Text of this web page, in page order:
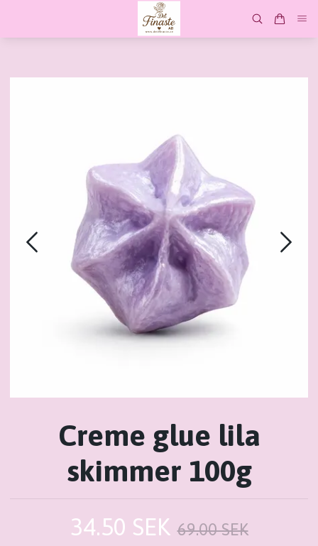
Creme glue lila
skimmer 100g
34.50 SEK 69.00 SEK